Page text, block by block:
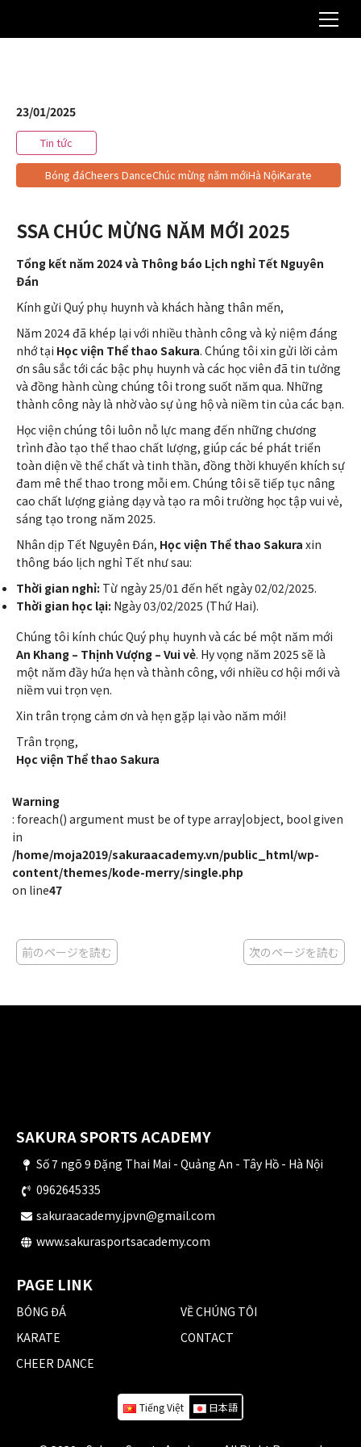
23/01/2025
Tin tức
Bóng đáCheers DanceChúc mừng năm mớiHà NộiKarate
SSA CHÚC MỪNG NĂM MỚI 2025
Tổng kết năm 2024 và Thông báo Lịch nghỉ Tết Nguyên
Đán
Kính gửi Quý phụ huynh và khách hàng thân mến,
Năm 2024 đã khép lại với nhiều thành công và kỷ niệm đáng
nhớ tại Học viện Thể thao Sakura. Chúng tôi xin gửi lời cảm
ơn sâu sắc tới các bậc phụ huynh và các học viên đã tin tưởng
và đồng hành cùng chúng tôi trong suốt năm qua. Những
thành công này là nhờ vào sự ủng hộ và niềm tin của các bạn.
Học viện chúng tôi luôn nỗ lực mang đến những chương
trình đào tạo thể thao chất lượng, giúp các bé phát triển
toàn diện về thể chất và tinh thần, đồng thời khuyến khích sự
đam mê thể thao trong mỗi em. Chúng tôi sẽ tiếp tục nâng
cao chất lượng giảng dạy và tạo ra môi trường học tập vui vẻ,
sáng tạo trong năm 2025.
Nhân dịp Tết Nguyên Đán, Học viện Thể thao Sakura xin
thông báo lịch nghỉ Tết như sau:
Thời gian nghỉ: Từ ngày 25/01 đến hết ngày 02/02/2025.
Thời gian học lại: Ngày 03/02/2025 (Thứ Hai).
Chúng tôi kính chúc Quý phụ huynh và các bé một năm mới
An Khang – Thịnh Vượng – Vui vẻ. Hy vọng năm 2025 sẽ là
một năm đầy hứa hẹn và thành công, với nhiều cơ hội mới và
niềm vui trọn vẹn.
Xin trân trọng cảm ơn và hẹn gặp lại vào năm mới!
Trân trọng,
Học viện Thể thao Sakura
Warning
: foreach() argument must be of type array|object, bool given
in
/home/moja2019/sakuraacademy.vn/public_html/wp-
content/themes/kode-merry/single.php
on line47
前のページを読む 次のページを読む
SAKURA SPORTS ACADEMY
Số 7 ngõ 9 Đặng Thai Mai - Quảng An - Tây Hồ - Hà Nội
0962645335
sakuraacademy.jpvn@gmail.com
www.sakurasportsacademy.com
PAGE LINK
BÓNG ĐÁ
KARATE
CHEER DANCE
VỀ CHÚNG TÔI
CONTACT
Tiếng Việt 日本語